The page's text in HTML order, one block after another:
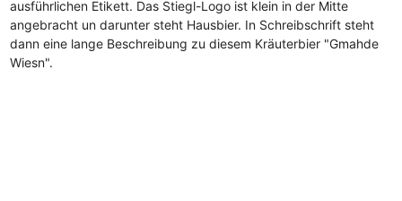
ausführlichen Etikett. Das Stiegl-Logo ist klein in der Mitte
angebracht un darunter steht Hausbier. In Schreibschrift steht
dann eine lange Beschreibung zu diesem Kräuterbier "Gmahde
Wiesn".